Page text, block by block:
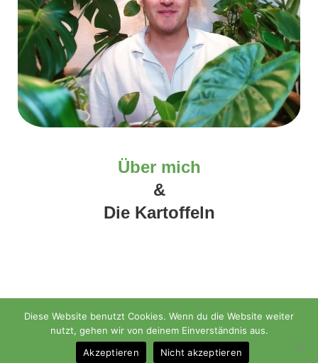
Über mich
&
Die Kartoffeln
Diese Website benutzt Cookies. Wenn du die Website weiter
nutzt, gehen wir von deinem Einverständnis aus.
Akzeptieren
Nicht akzeptieren